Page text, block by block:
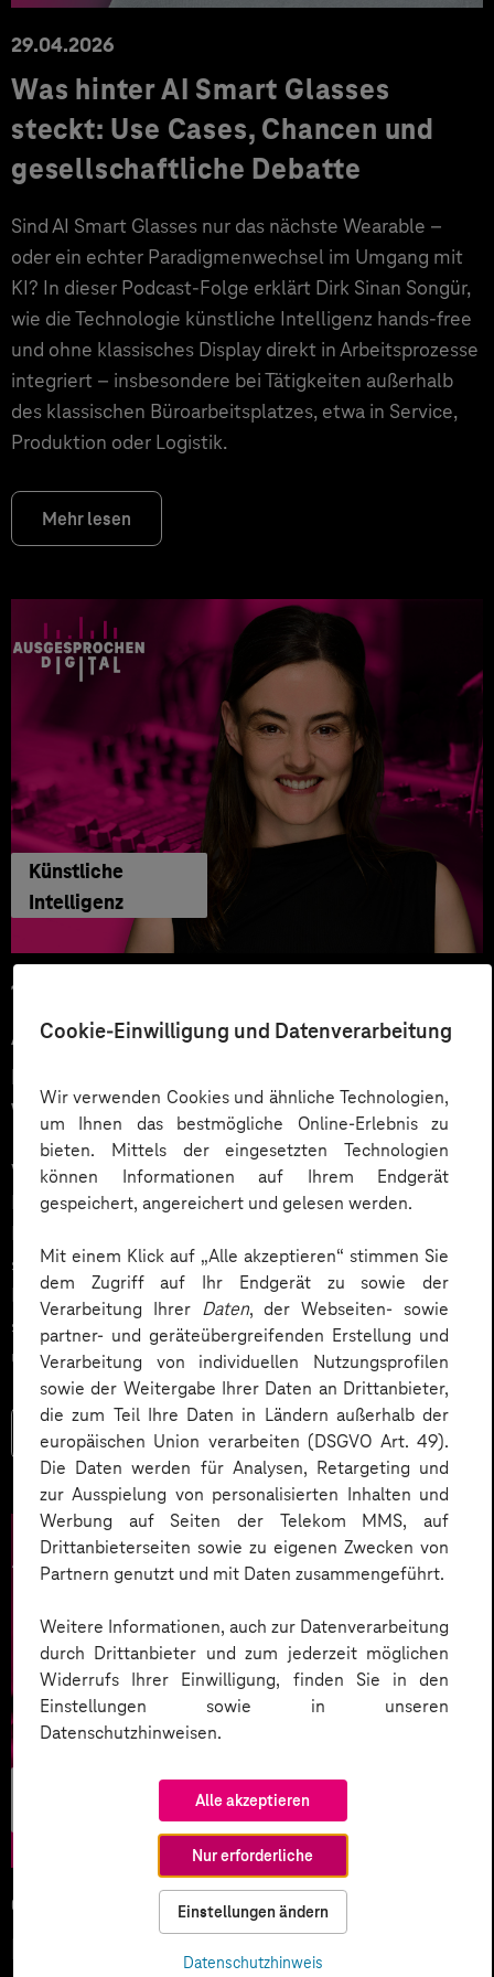
Cookie-Einwilligung und Datenverarbeitung
Wir verwenden Cookies und ähnliche Technologien,
um Ihnen das bestmögliche Online-Erlebnis zu
bieten. Mittels der eingesetzten Technologien
können Informationen auf Ihrem Endgerät
gespeichert, angereichert und gelesen werden.
Mit einem Klick auf „Alle akzeptieren“ stimmen Sie
dem Zugriff auf Ihr Endgerät zu sowie der
Verarbeitung Ihrer Daten, der Webseiten- sowie
partner- und geräteübergreifenden Erstellung und
Verarbeitung von individuellen Nutzungsprofilen
sowie der Weitergabe Ihrer Daten an Drittanbieter,
die zum Teil Ihre Daten in Ländern außerhalb der
europäischen Union verarbeiten (DSGVO Art. 49).
Die Daten werden für Analysen, Retargeting und
zur Ausspielung von personalisierten Inhalten und
Werbung auf Seiten der Telekom MMS, auf
Drittanbieterseiten sowie zu eigenen Zwecken von
Partnern genutzt und mit Daten zusammengeführt.
Weitere Informationen, auch zur Datenverarbeitung
durch Drittanbieter und zum jederzeit möglichen
Widerrufs Ihrer Einwilligung, finden Sie in den
Einstellungen sowie in unseren
Datenschutzhinweisen.
Alle akzeptieren
Nur erforderliche
Einstellungen ändern
Datenschutzhinweis
29.04.2026
Was hinter AI Smart Glasses
steckt: Use Cases, Chancen und
gesellschaftliche Debatte
Sind AI Smart Glasses nur das nächste Wearable –
oder ein echter Paradigmenwechsel im Umgang mit
KI? In dieser Podcast-Folge erklärt Dirk Sinan Songür,
wie die Technologie künstliche Intelligenz hands-free
und ohne klassisches Display direkt in Arbeitsprozesse
integriert – insbesondere bei Tätigkeiten außerhalb
des klassischen Büroarbeitsplatzes, etwa in Service,
Produktion oder Logistik.
Mehr lesen
Künstliche
Intelligenz
12.03.2026
Automatisiert gedacht,
menschlich gewünscht: Die
Wahrheit über KI im Kundendialog
Wie gelingt Conversational AI wirklich – jenseits von
Hype und „Magic Button“? Im Podcast erklärt Dr.
Laura Dreessen, warum erfolgreiche KI‑Dialogsysteme
strategische Beratung, gutes UX‑Design, klare
Prozesse und realistische Erwartungen brauchen. Ein
spannender Blick auf das Zusammenspiel von Mensch
und KI.
Mehr lesen
05.02.2026
KI-Wettlauf 2026: Innovationen,